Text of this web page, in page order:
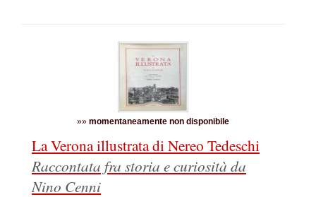
»» momentaneamente non disponibile
La Verona illustrata di Nereo Tedeschi
Raccontata fra storia e curiosità da
Nino Cenni